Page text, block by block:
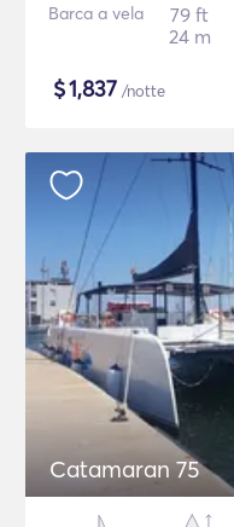
Barca a vela
79 ft
24 m
$1,837 /notte
Catamaran 75